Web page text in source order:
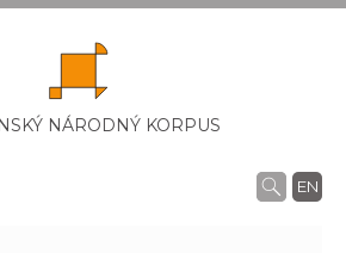
NÁRODNÝ KORPUS
EN